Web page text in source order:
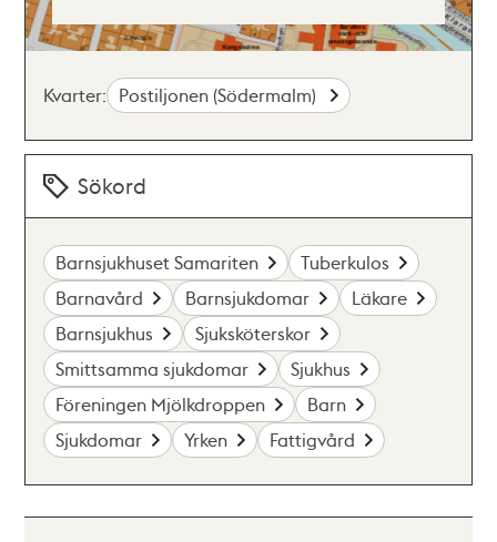
Kvarter: Postiljonen (Södermalm)
Sökord
Barnsjukhuset Samariten
Tuberkulos
Barnavård
Barnsjukdomar
Läkare
Barnsjukhus
Sjuksköterskor
Smittsamma sjukdomar
Sjukhus
Föreningen Mjölkdroppen
Barn
Sjukdomar
Yrken Fattigvård